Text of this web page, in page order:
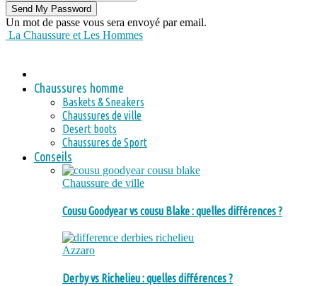
Un mot de passe vous sera envoyé par email.
La Chaussure et Les Hommes
Chaussures homme
Baskets & Sneakers
Chaussures de ville
Desert boots
Chaussures de Sport
Conseils
Chaussure de ville
Cousu Goodyear vs cousu Blake : quelles différences ?
Azzaro
Derby vs Richelieu : quelles différences ?